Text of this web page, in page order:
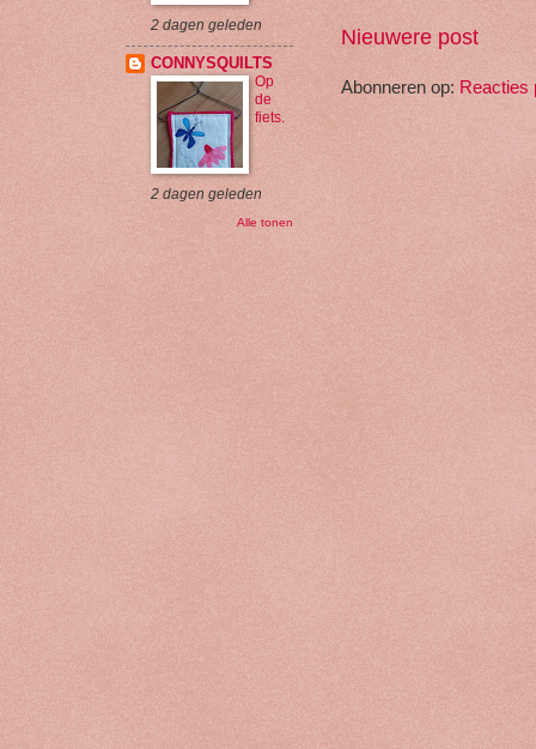
Nieuwere post
Abonneren op: Reacties
2 dagen geleden
CONNYSQUILTS
Op
de
fiets.
2 dagen geleden
Alle tonen